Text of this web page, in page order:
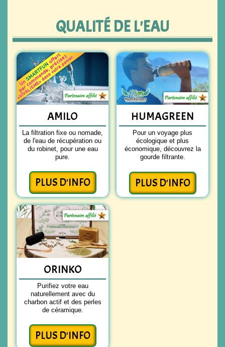
QUALITÉ DE L'EAU
AMILO
La filtration fixe ou nomade,
de l'eau de récupération ou
du robinet, pour une eau
pure.
PLUS D'INFO
HUMAGREEN
Pour un voyage plus
écologique et plus
économique, découvrez la
gourde filtrante.
PLUS D'INFO
ORINKO
Purifiez votre eau
naturellement avec du
charbon actif et des perles
de céramique.
PLUS D'INFO